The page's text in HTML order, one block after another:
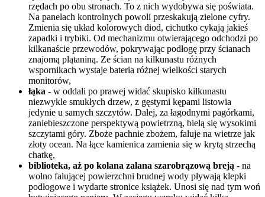
rzędach po obu stronach. To z nich wydobywa się poświata.
Na panelach kontrolnych powoli przeskakują zielone cyfry.
Zmienia się układ kolorowych diod, cichutko cykają jakieś
zapadki i trybiki. Od mechanizmu otwierającego odchodzi po
kilkanaście przewodów, pokrywając podłogę przy ścianach
znajomą plątaniną. Ze ścian na kilkunastu różnych
wspornikach wystaje bateria różnej wielkości starych
monitorów,
łąka - w oddali po prawej widać skupisko kilkunastu
niezwykle smukłych drzew, z gęstymi kępami listowia
jedynie u samych szczytów. Dalej, za łagodnymi pagórkami,
zaniebieszczone perspektywą powietrzną, bielą się wysokimi
szczytami góry. Zboże pachnie zbożem, faluje na wietrze jak
złoty ocean. Na łące kamienica zamienia się w krytą strzechą
chatkę,
biblioteka, aż po kolana zalana szarobrązową breją - na
wolno falującej powierzchni brudnej wody pływają klepki
podłogowe i wydarte stronice książek. Unosi się nad tym woń